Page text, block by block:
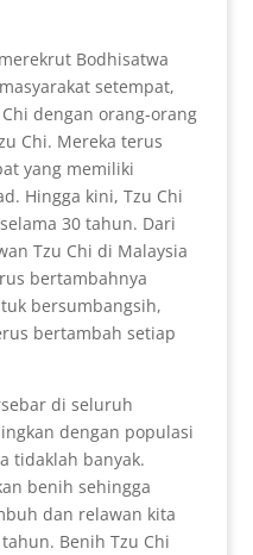
Bodhisatwa
setempat,
dengan orang-orang
Chi. Mereka terus
yang memiliki
Hingga kini, Tzu Chi
30 tahun. Dari
Tzu Chi di Malaysia
bertambahnya
bersumbangsih,
bertambah setiap
di seluruh
dengan populasi
tidaklah banyak.
benih sehingga
dan relawan kita
Benih Tzu Chi